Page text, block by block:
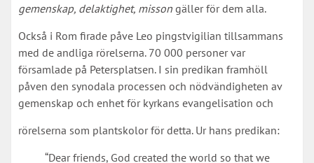
gemenskap, delaktighet, misson gäller för dem alla.
Också i Rom firade påve Leo pingstvigilian tillsammans
med de andliga rörelserna. 70 000 personer var
församlade på Petersplatsen. I sin predikan framhöll
påven den synodala processen och nödvändigheten av
gemenskap och enhet för kyrkans evangelisation och
rörelserna som plantskolor för detta. Ur hans predikan:
“Dear friends, God created the world so that we